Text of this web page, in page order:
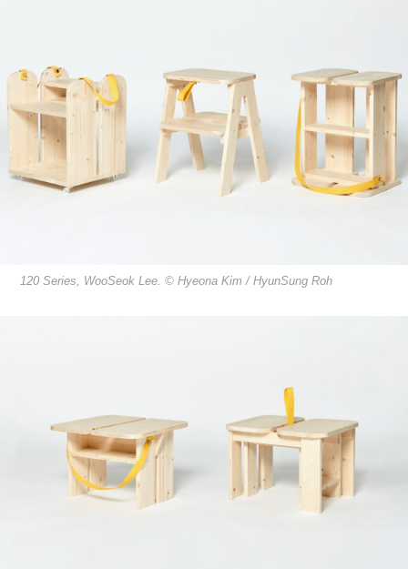
120 Series, WooSeok Lee. © Hyeona Kim / HyunSung Roh